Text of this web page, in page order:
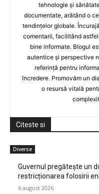
tehnologie și
documentate, arătând o
tendințelor globale.
comentarii, facilitând
bine informate. Blogul
autentice și perspective
referință pentru
încredere. Promovăm un
o resursă vitală
Citeste si
Diverse
Guvernul pregătește un
restricționarea folosirii
6 august 2026